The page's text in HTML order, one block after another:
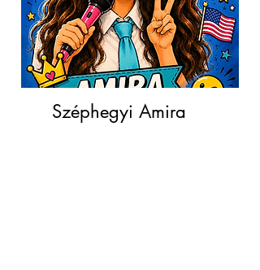
Széphegyi Amira